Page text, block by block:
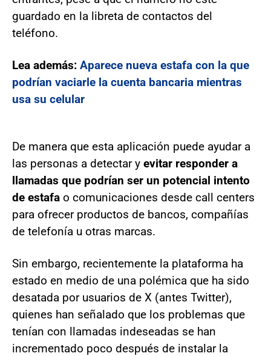
guardado en la libreta de contactos del
teléfono.
Lea además: Aparece nueva estafa con la que
podrían vaciarle la cuenta bancaria mientras
usa su celular
De manera que esta aplicación puede ayudar a
las personas a detectar y evitar responder a
llamadas que podrían ser un potencial intento
de estafa o comunicaciones desde call centers
para ofrecer productos de bancos, compañías
de telefonía u otras marcas.
Sin embargo, recientemente la plataforma ha
estado en medio de una polémica que ha sido
desatada por usuarios de X (antes Twitter),
quienes han señalado que los problemas que
tenían con llamadas indeseadas se han
incrementado poco después de instalar la